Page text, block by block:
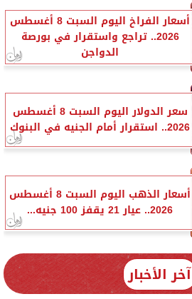
أسعار الفراخ اليوم السبت 8 أغسطس
2026.. تراجع واستقرار في بورصة
الدواجن
سعر الدولار اليوم السبت 8 أغسطس
2026.. استقرار أمام الجنيه في البنوك
أسعار الذهب اليوم السبت 8 أغسطس
2026.. عيار 21 يقفز 100 جنيه...
آخر الأخبار